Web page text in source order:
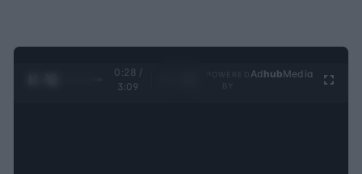
0:30 /
3:09
Ad hubMedia